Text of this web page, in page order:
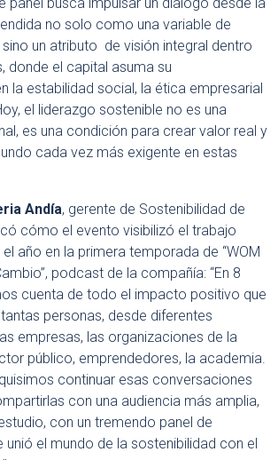
no solo como una variable de
un atributo de visión integral dentro
donde el capital asuma su
la estabilidad social, la ética empresarial
el liderazgo sostenible no es una
es una condición para crear valor real y
cada vez más exigente en estas
Andía, gerente de Sostenibilidad de
cómo el evento visibilizó el trabajo
año en la primera temporada de “WOM
podcast de la compañía: “En 8
cuenta de todo el impacto positivo que
personas, desde diferentes
empresas, las organizaciones de la
público, emprendedores, la academia.
continuar esas conversaciones
con una audiencia más amplia,
con un tremendo panel de
unió el mundo de la sostenibilidad con el